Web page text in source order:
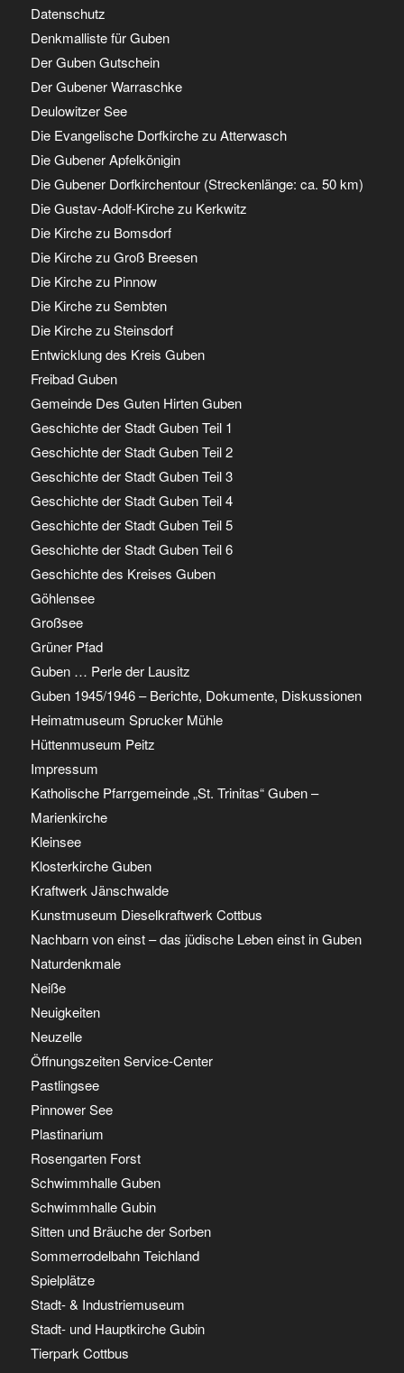
Datenschutz
Denkmalliste für Guben
Der Guben Gutschein
Der Gubener Warraschke
Deulowitzer See
Die Evangelische Dorfkirche zu Atterwasch
Die Gubener Apfelkönigin
Die Gubener Dorfkirchentour (Streckenlänge: ca. 50 km)
Die Gustav-Adolf-Kirche zu Kerkwitz
Die Kirche zu Bomsdorf
Die Kirche zu Groß Breesen
Die Kirche zu Pinnow
Die Kirche zu Sembten
Die Kirche zu Steinsdorf
Entwicklung des Kreis Guben
Freibad Guben
Gemeinde Des Guten Hirten Guben
Geschichte der Stadt Guben Teil 1
Geschichte der Stadt Guben Teil 2
Geschichte der Stadt Guben Teil 3
Geschichte der Stadt Guben Teil 4
Geschichte der Stadt Guben Teil 5
Geschichte der Stadt Guben Teil 6
Geschichte des Kreises Guben
Göhlensee
Großsee
Grüner Pfad
Guben … Perle der Lausitz
Guben 1945/1946 – Berichte, Dokumente, Diskussionen
Heimatmuseum Sprucker Mühle
Hüttenmuseum Peitz
Impressum
Katholische Pfarrgemeinde „St. Trinitas“ Guben –
Marienkirche
Kleinsee
Klosterkirche Guben
Kraftwerk Jänschwalde
Kunstmuseum Dieselkraftwerk Cottbus
Nachbarn von einst – das jüdische Leben einst in Guben
Naturdenkmale
Neiße
Neuigkeiten
Neuzelle
Öffnungszeiten Service-Center
Pastlingsee
Pinnower See
Plastinarium
Rosengarten Forst
Schwimmhalle Guben
Schwimmhalle Gubin
Sitten und Bräuche der Sorben
Sommerrodelbahn Teichland
Spielplätze
Stadt- & Industriemuseum
Stadt- und Hauptkirche Gubin
Tierpark Cottbus